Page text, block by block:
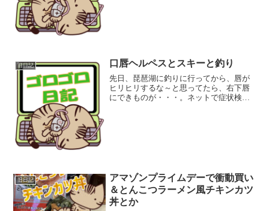
旧日記 口唇ヘルペスとスキーと釣り
先日、琵琶湖に釣りに行ってから、唇が
ヒリヒリするな～と思ってたら、右下唇
にできものが・・・。ネットで症状検索
旧日記
アマゾンプライムデーで衝動買い
＆とんこつラーメン風チキンカツ
丼とか